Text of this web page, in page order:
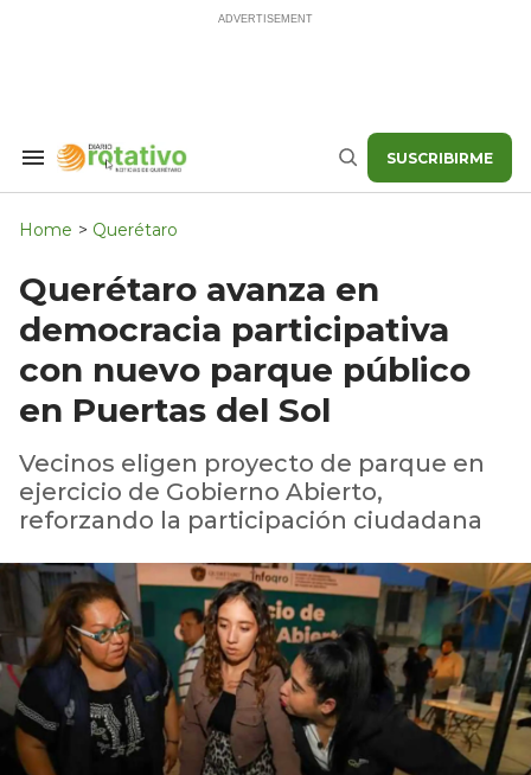
Search
Navigation
Buscar SUSCRIBIRME
Home > Querétaro
Querétaro avanza en
democracia participativa
con nuevo parque público
en Puertas del Sol
Vecinos eligen proyecto de parque en
ejercicio de Gobierno Abierto,
reforzando la participación ciudadana